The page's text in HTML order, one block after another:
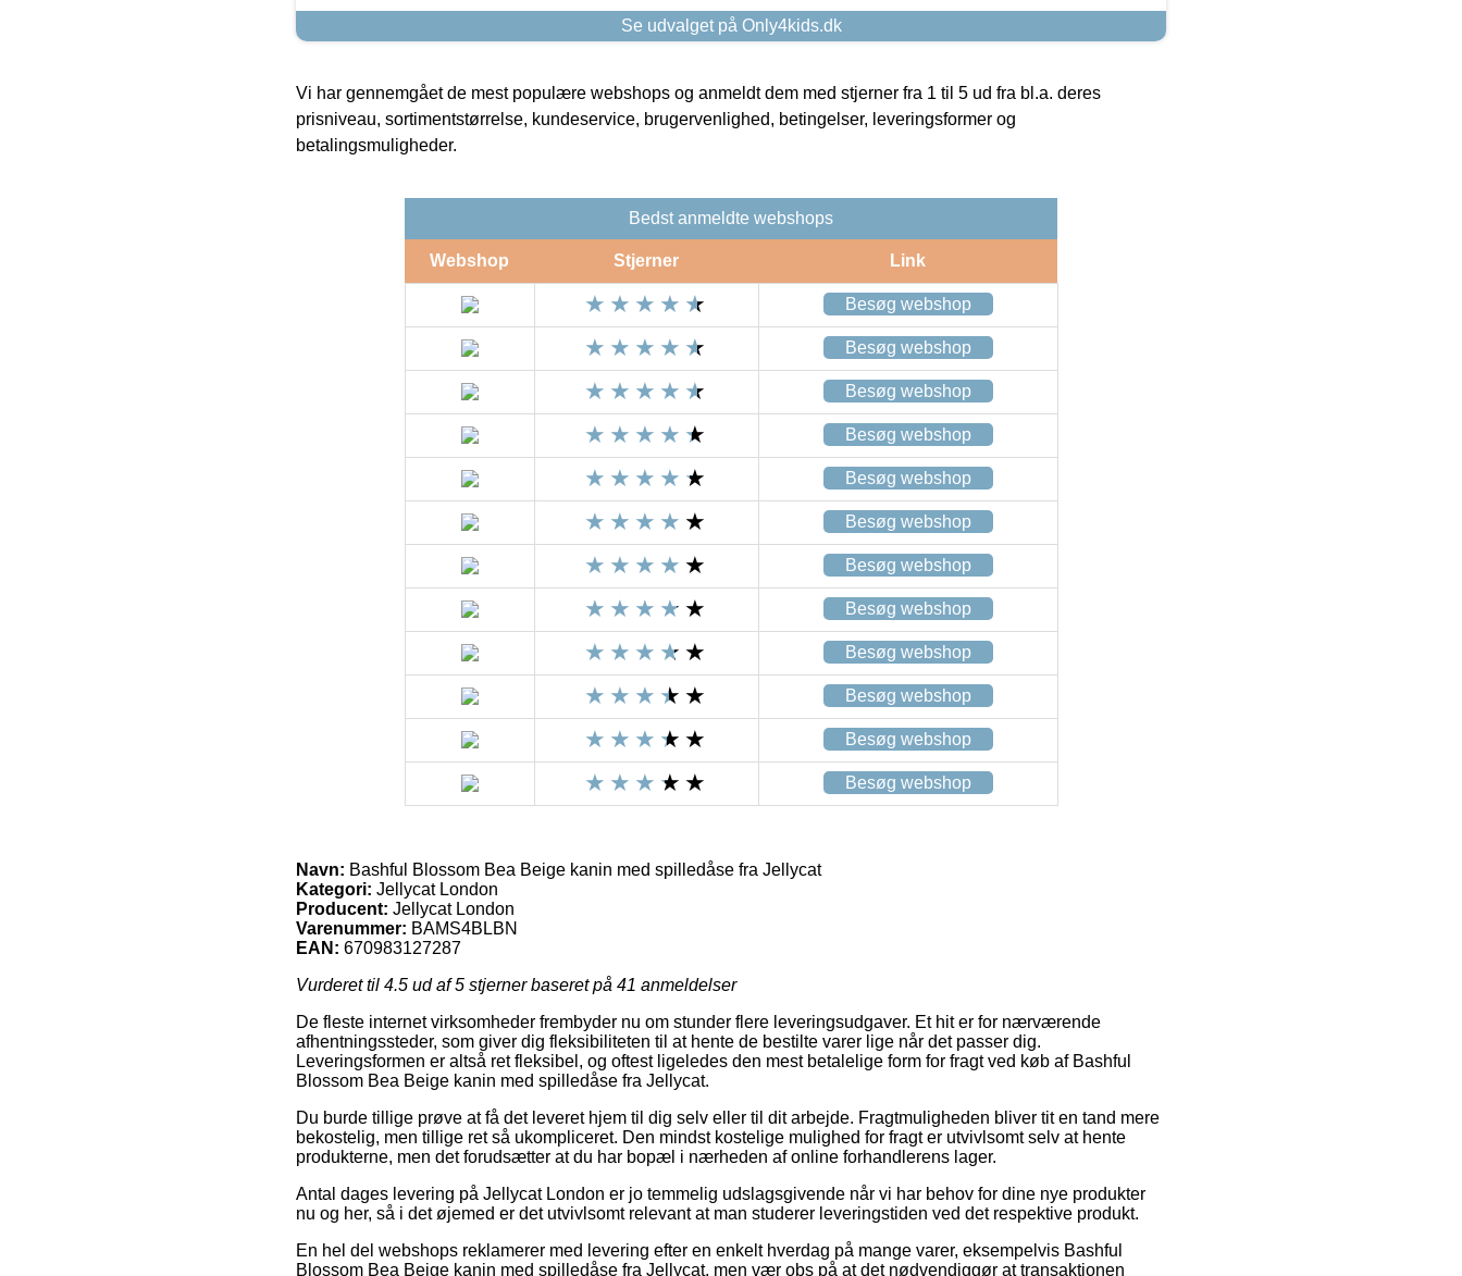
Se udvalget på Only4kids.dk
Vi har gennemgået de mest populære webshops og anmeldt dem med stjerner fra 1 til 5 ud fra bl.a. deres
prisniveau, sortimentstørrelse, kundeservice, brugervenlighed, betingelser, leveringsformer og
betalingsmuligheder.
Bedst anmeldte webshops
Webshop Stjerner Link
Besøg webshop
Besøg webshop
Besøg webshop
Besøg webshop
Besøg webshop
Besøg webshop
Besøg webshop
Besøg webshop
Besøg webshop
Besøg webshop
Besøg webshop
Besøg webshop
Navn: Bashful Blossom Bea Beige kanin med spilledåse fra Jellycat
Kategori: Jellycat London
Producent: Jellycat London
Varenummer: BAMS4BLBN
EAN: 670983127287
Vurderet til 4.5 ud af 5 stjerner baseret på 41 anmeldelser
De fleste internet virksomheder frembyder nu om stunder flere leveringsudgaver. Et hit er for nærværende
afhentningssteder, som giver dig fleksibiliteten til at hente de bestilte varer lige når det passer dig.
Leveringsformen er altså ret fleksibel, og oftest ligeledes den mest betalelige form for fragt ved køb af Bashful
Blossom Bea Beige kanin med spilledåse fra Jellycat.
Du burde tillige prøve at få det leveret hjem til dig selv eller til dit arbejde. Fragtmuligheden bliver tit en tand mere
bekostelig, men tillige ret så ukompliceret. Den mindst kostelige mulighed for fragt er utvivlsomt selv at hente
produkterne, men det forudsætter at du har bopæl i nærheden af online forhandlerens lager.
Antal dages levering på Jellycat London er jo temmelig udslagsgivende når vi har behov for dine nye produkter
nu og her, så i det øjemed er det utvivlsomt relevant at man studerer leveringstiden ved det respektive produkt.
En hel del webshops reklamerer med levering efter en enkelt hverdag på mange varer, eksempelvis Bashful
Blossom Bea Beige kanin med spilledåse fra Jellycat, men vær obs på at det nødvendiggør at transaktionen